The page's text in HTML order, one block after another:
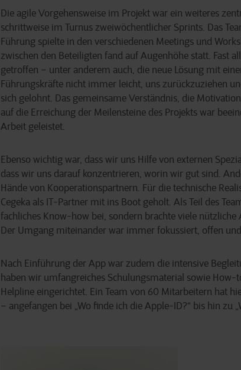
Die agile Vorgehensweise im Projekt war ein weiteres
schrittweise im Turnus zweiwöchentlicher Sprints. Das
Führung spielte in den verschiedenen Meetings und
zwischen den Beteiligten fand auf Augenhöhe statt. Fast
getroffen – unter anderem auch, die neue Lösung mit
Führungskräfte nicht immer leicht, uns zurückzuziehen
sich gelohnt. Das gemeinsame Verständnis, die
auf die Erreichung der Meilensteine des Projekts war
Arbeit geleistet.
Ebenso wichtig war, dass wir uns Hilfe von externen
dass wir uns darauf konzentrieren, worin wir gut sind.
Hände von Kooperationspartnern. Für die technische
Cegeka als IT-Partner mit ins Boot geholt. Als Teil des
fachliches Know-how bei, sondern brachte viele
Der Umgang miteinander war immer fokussiert, offen
Nach Einführung der App war zudem die intensive
haben wir umfangreiches Schulungsmaterial sowie
Helpline eingerichtet. Ein Team von 60 Mitarbeitern hat
– angefangen bei „Wo finde ich die Apple-ID?“ bis hin zu